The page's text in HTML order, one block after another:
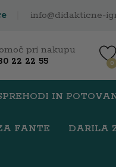
info@didakticne-
pri nakupu
22 22 55 0
IN
FANTE DARILA